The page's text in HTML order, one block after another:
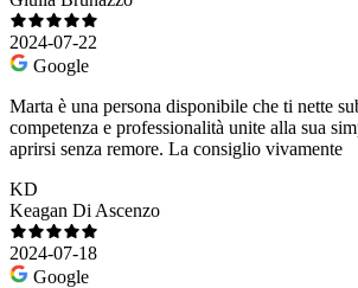
2024-07-22
Google
Marta è una persona disponibile che ti nette
competenza e professionalità unite alla sua
aprirsi senza remore. La consiglio vivamente
KD
Keagan Di Ascenzo
2024-07-18
Google